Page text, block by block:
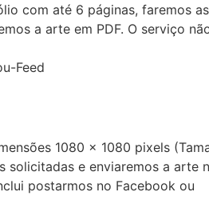
com até 6 páginas, faremos as
a arte em PDF. O serviço
1080 x 1080 pixels
solicitadas e enviaremos a arte
postarmos no Facebook ou